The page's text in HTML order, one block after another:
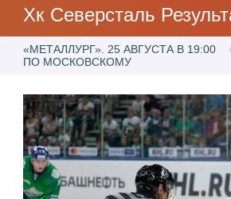
Хк Северсталь
«МЕТАЛЛУРГ». 25 АВГУСТА В 19:00
ПО МОСКОВСКОМУ